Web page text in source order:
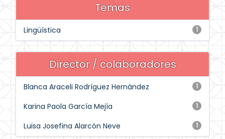
Temas
1
Lingüística
Director / colaboradores
1
Blanca Araceli Rodríguez Hernández
1
Karina Paola García Mejía
1
Luisa Josefina Alarcón Neve